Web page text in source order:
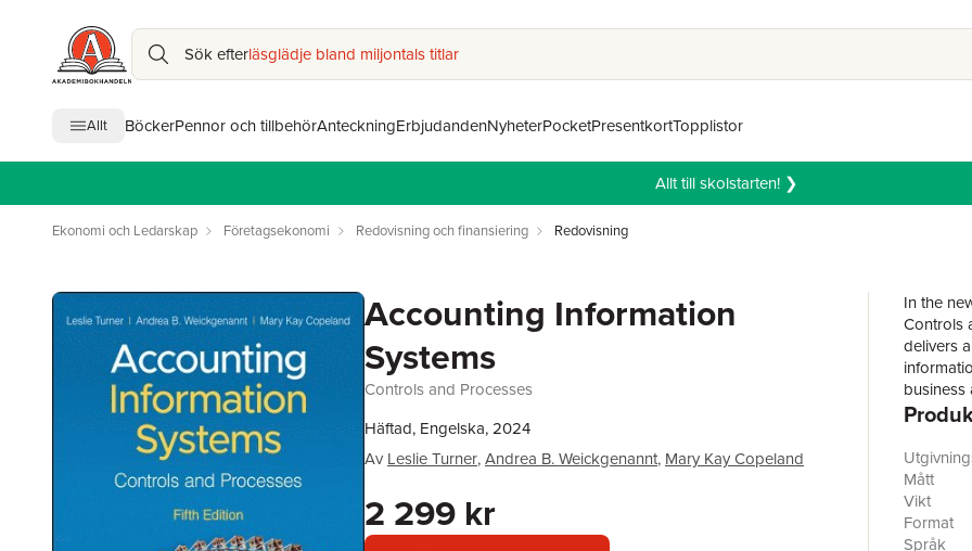
Sök efterläsglädje bland miljontals titlar
Allt BöckerPennor och tillbehörAnteckningErbjudandenNyheterPocketPresentkortTopplistor
Allt till skolstarten! ❯
Ekonomi och Ledarskap Företagsekonomi Redovisning och finansiering Redovisning
Accounting Information
Systems
Controls and Processes
Häftad, Engelska, 2024
Av Leslie Turner,Andrea B. Weickgenannt, Mary Kay Copeland
2 299 kr
In the
Controls
delivers
ethics
for
doesn’t
You'll
process
Mått
Vikt
Format
Språk